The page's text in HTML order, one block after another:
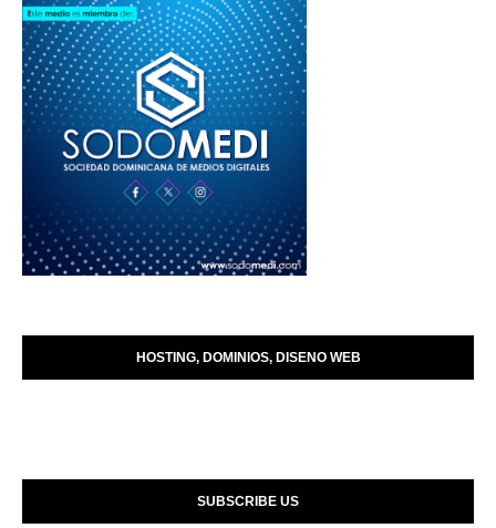
HOSTING, DOMINIOS, DISENO WEB
SUBSCRIBE US